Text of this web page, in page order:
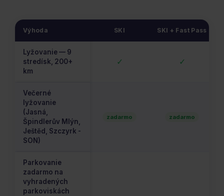
Výhoda SKI SKI + Fast Pass
Lyžovanie — 9
stredísk, 200+
km
✓ ✓
Večerné
lyžovanie
(Jasná,
Špindlerův Mlýn,
Ještěd, Szczyrk -
SON)
zadarmo zadarmo
Parkovanie
zadarmo na
vyhradených
parkoviskách